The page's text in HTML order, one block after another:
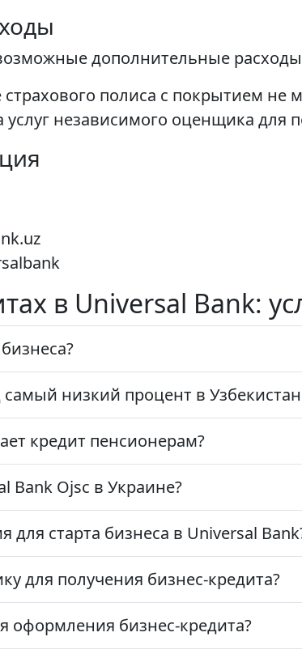
дополнительные
полиса с покрытием не
независимого оценщика для
в Universal Bank:
низкий процент в
кредит пенсионерам?
Bank Ojsc в Украине?
для старта бизнеса в Universal
для получения бизнес-кредита?
оформления бизнес-кредита?